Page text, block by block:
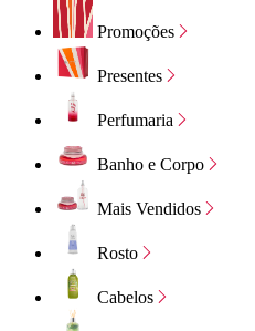
Promoções
Presentes
Perfumaria
Banho e Corpo
Mais Vendidos
Rosto
Cabelos